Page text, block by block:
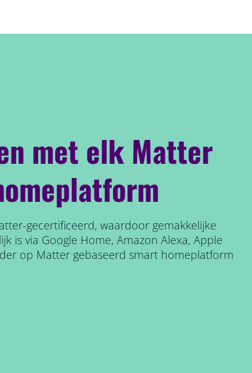
met elk Matter
gecertificeerd, waardoor gemakkelijke
is via Google Home, Amazon Alexa, Apple
op Matter gebaseerd smart homeplatform